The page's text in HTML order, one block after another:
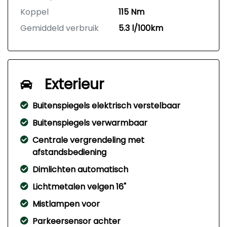
Koppel
115 Nm
Gemiddeld verbruik
5.3 l/100km
Exterieur
Buitenspiegels elektrisch verstelbaar
Buitenspiegels verwarmbaar
Centrale vergrendeling met
afstandsbediening
Dimlichten automatisch
Lichtmetalen velgen 16"
Mistlampen voor
Parkeersensor achter